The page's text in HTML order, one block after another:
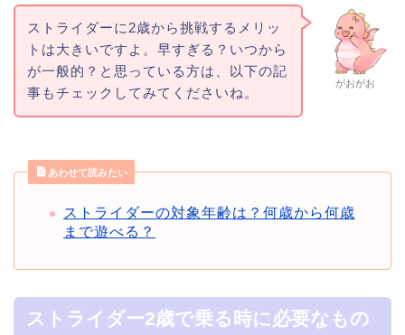
がおがお
ストライダーに2歳から挑戦するメリッ
トは大きいですよ。早すぎる？いつから
が一般的？と思っている方は、以下の記
事もチェックしてみてくださいね。
あわせて読みたい
ストライダーの対象年齢は？何歳から何歳
まで遊べる？
ストライダー2歳で乗る時に必要なもの